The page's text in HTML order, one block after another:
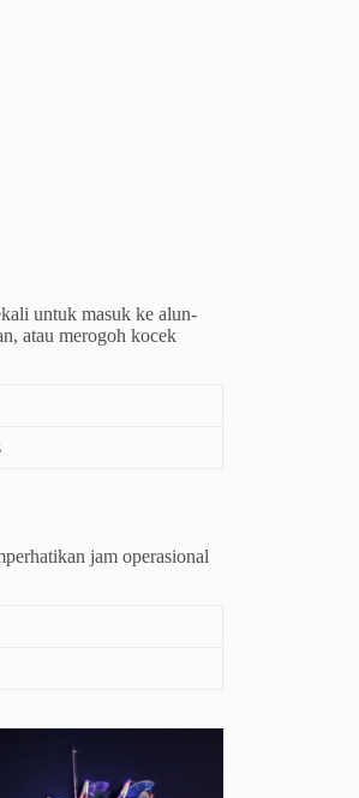
untuk masuk ke alun-
atau merogoh kocek
jam operasional